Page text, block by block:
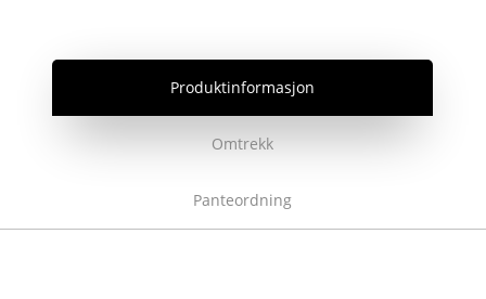
Produktinformasjon
Omtrekk
Panteordning